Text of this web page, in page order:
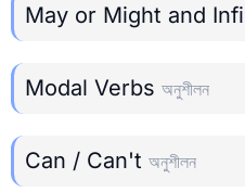
May or Might and
Modal Verbs অনুশীলন
Can / Can't অনুশীলন